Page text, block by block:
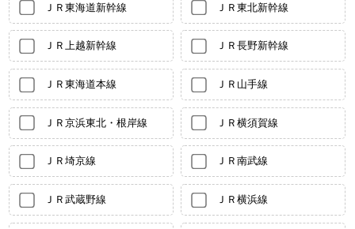
ＪＲ東海道新幹線 ＪＲ東北新幹線
ＪＲ上越新幹線 ＪＲ長野新幹線
ＪＲ東海道本線 ＪＲ山手線
ＪＲ京浜東北・根岸線 ＪＲ横須賀線
ＪＲ埼京線 ＪＲ南武線
ＪＲ武蔵野線 ＪＲ横浜線